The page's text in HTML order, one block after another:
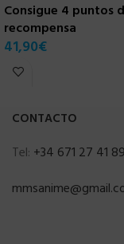
Consigue 4 puntos
recompensa
41,90€
CONTACTO
Tel: +34 671 27 41 89